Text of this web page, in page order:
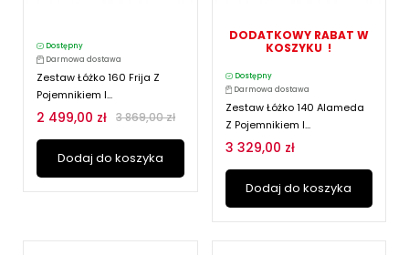
Dostępny
Darmowa dostawa
Zestaw Łóżko 160 Frija Z
Pojemnikiem I...
2 499,00 zł 3 869,00 zł
Dodaj do koszyka
DODATKOWY RABAT W
KOSZYKU !
Dostępny
Darmowa dostawa
Zestaw Łóżko 140 Alameda
Z Pojemnikiem I...
3 329,00 zł
Dodaj do koszyka